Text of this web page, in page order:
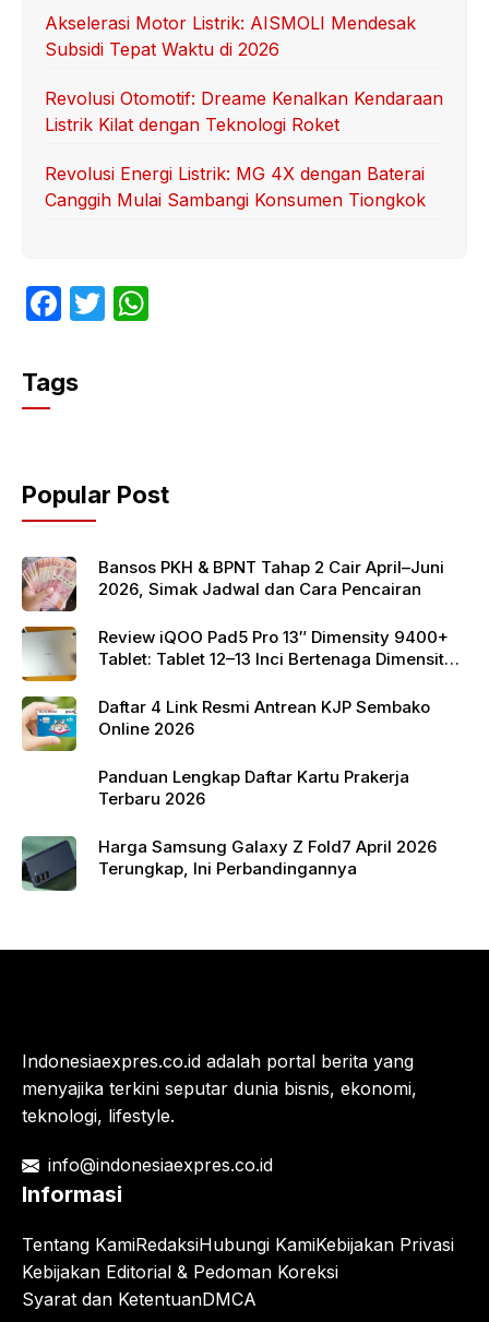
Akselerasi Motor Listrik: AISMOLI Mendesak
Subsidi Tepat Waktu di 2026
Revolusi Otomotif: Dreame Kenalkan Kendaraan
Listrik Kilat dengan Teknologi Roket
Revolusi Energi Listrik: MG 4X dengan Baterai
Canggih Mulai Sambangi Konsumen Tiongkok
F
c
e
o
o
k
T
p
p
Tags
Popular Post
Bansos PKH & BPNT Tahap 2 Cair April–Juni
2026, Simak Jadwal dan Cara Pencairan
Review iQOO Pad5 Pro 13″ Dimensity 9400+
Tablet: Tablet 12–13 Inci Bertenaga Dimensity
Daftar 4 Link Resmi Antrean KJP Sembako
Online 2026
Panduan Lengkap Daftar Kartu Prakerja
Terbaru 2026
Harga Samsung Galaxy Z Fold7 April 2026
Terungkap, Ini Perbandingannya
Indonesiaexpres.co.id adalah portal berita yang
menyajika terkini seputar dunia bisnis, ekonomi,
teknologi, lifestyle.
info@indonesiaexpres.co.id
Informasi
Tentang KamiRedaksiHubungi KamiKebijakan Privasi
Kebijakan Editorial & Pedoman Koreksi
Syarat dan KetentuanDMCA